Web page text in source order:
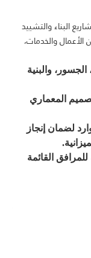
البناء والتشييد
والخدمات،
والبنية
المعماري
لضمان إنجاز
القائمة